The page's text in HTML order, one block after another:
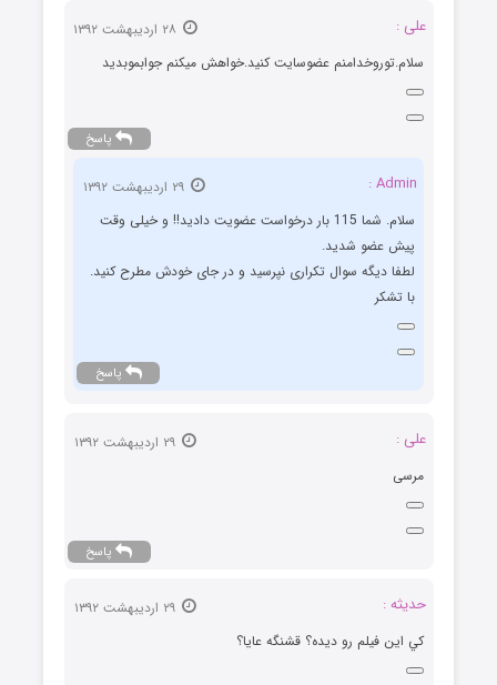
علی :
سلام.توروخدامنم عضوسایت کنید.خواهش میکنم جوابموبدید
پاسخ
Admin :
۲۹ اردیبهشت ۱۳۹۲
سلام. شما 115 بار درخواست عضویت دادید!! و خیلی وقت
پیش عضو شدید.
لطفا دیگه سوال تکراری نپرسید و در جای خودش مطرح کنید.
با تشکر
پاسخ
علی :
۲۹ اردیبهشت ۱۳۹۲
مرسی
پاسخ
حديثه :
۲۹ اردیبهشت ۱۳۹۲
كي اين فيلم رو ديده؟ قشنگه عايا؟